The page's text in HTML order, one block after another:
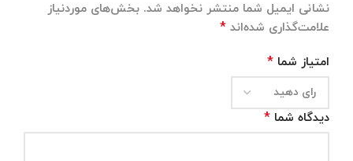
نشانی ایمیل شما منتشر نخواهد شد. بخش‌های موردنیاز
علامت‌گذاری شده‌اند *
امتیاز شما *
دیدگاه شما *